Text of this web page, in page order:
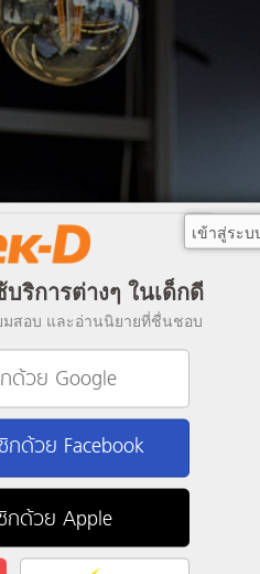
ริการต่างๆ ในเด็กดี
มสอบ และอ่านนิยายที่ชื่นชอบ
ด้วย Google
ด้วย Facebook
กด้วย Apple
เข้าสู่ระบ